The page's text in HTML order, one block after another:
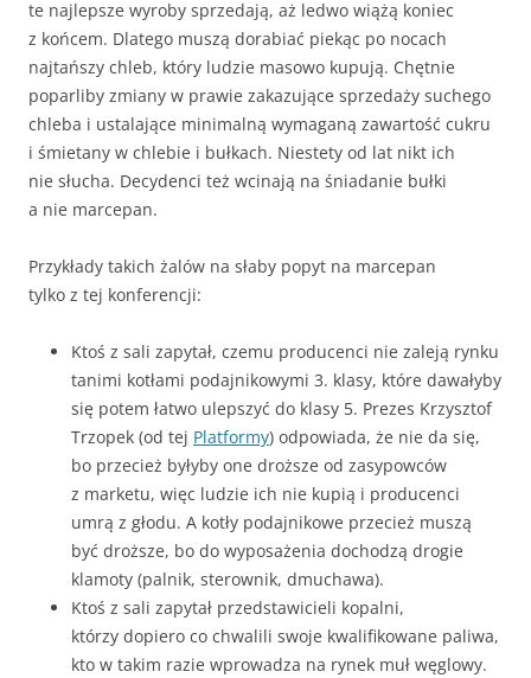
te najlepsze wyroby sprzedają, aż ledwo wiążą koniec
z końcem. Dlatego muszą dorabiać piekąc po nocach
najtańszy chleb, który ludzie masowo kupują. Chętnie
poparliby zmiany w prawie zakazujące sprzedaży suchego
chleba i ustalające minimalną wymaganą zawartość cukru
i śmietany w chlebie i bułkach. Niestety od lat nikt ich
nie słucha. Decydenci też wcinają na śniadanie bułki
a nie marcepan.
Przykłady takich żalów na słaby popyt na marcepan
tylko z tej konferencji:
Ktoś z sali zapytał, czemu producenci nie zaleją rynku
tanimi kotłami podajnikowymi 3. klasy, które dawałyby
się potem łatwo ulepszyć do klasy 5. Prezes Krzysztof
Trzopek (od tej Platformy) odpowiada, że nie da się,
bo przecież byłyby one droższe od zasypowców
z marketu, więc ludzie ich nie kupią i producenci
umrą z głodu. A kotły podajnikowe przecież muszą
być droższe, bo do wyposażenia dochodzą drogie
klamoty (palnik, sterownik, dmuchawa).
Ktoś z sali zapytał przedstawicieli kopalni,
którzy dopiero co chwalili swoje kwalifikowane paliwa,
kto w takim razie wprowadza na rynek muł węglowy.